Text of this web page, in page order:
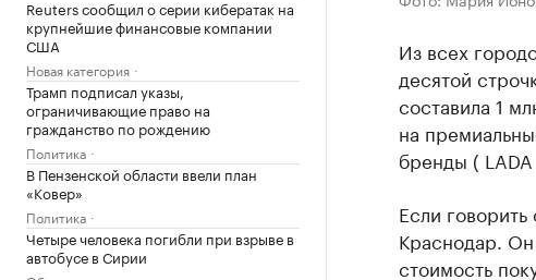
Reuters сообщил о серии кибератак на
крупнейшие финансовые компании
США
Новая категория
Трамп подписал указы,
ограничивающие право на
гражданство по рождению
Политика
В Пензенской области ввели план
«Ковер»
Политика
Четыре человека погибли при взрыве в
автобусе в Сирии
Из всех
десятой
составила 1
на
бренды ( LADA
Если
Краснодар.
стоимость